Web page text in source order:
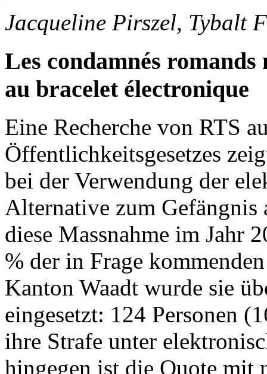
Jacqueline Pirszel, Tybalt
Les condamnés romands
au bracelet électronique
Eine Recherche von RTS
Öffentlichkeitsgesetzes
bei der Verwendung der
Alternative zum Gefängnis
diese Massnahme im Jahr
% der in Frage
Kanton Waadt wurde sie
eingesetzt: 124 Personen
ihre Strafe unter
hingegen ist die Quote mit